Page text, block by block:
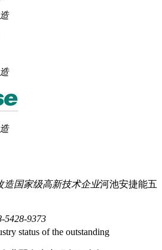
造国家级高新技术企业河池安捷能五
5428-9373
status of the outstanding